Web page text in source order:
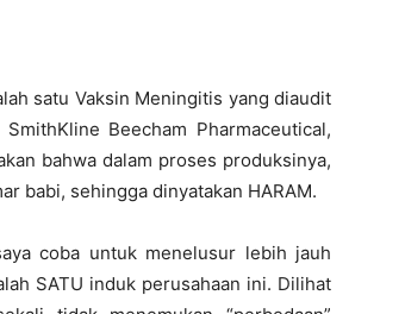
satu Vaksin Meningitis yang diaudit
Beecham Pharmaceutical,
bahwa dalam proses produksinya,
babi, sehingga dinyatakan HARAM.
coba untuk menelusur lebih jauh
SATU induk perusahaan ini. Dilihat